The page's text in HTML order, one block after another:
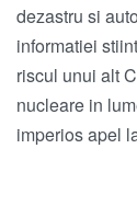
dezastru si
informatiei
riscul unui alt
nucleare in
imperios apel